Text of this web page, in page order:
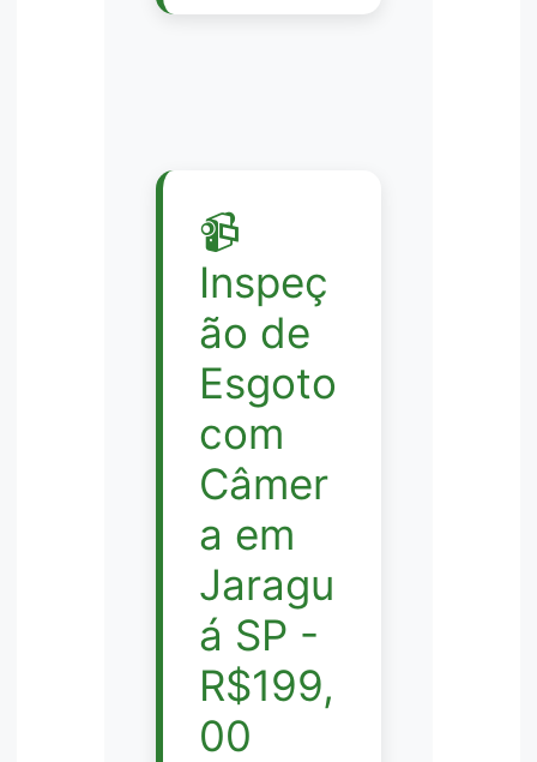
📹
Inspeç
ão de
Esgoto
com
Câmer
a em
Jaragu
á SP -
R$199,
00